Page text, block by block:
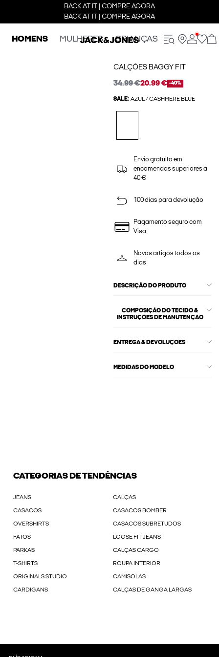
BACK AT IT | COMPRE AGORA
BACK AT IT | COMPRE AGORA
HOMENS MULHERES CRIANÇAS
CALÇÕES BAGGY FIT
34.99 €20.99 € -40%
SALE: AZUL / CASHMERE BLUE
Envio gratuito em
encomendas superiores a
40 €
100 dias para devolução
Pagamento seguro com
Visa
Novos artigos todos os
dias
DESCRIÇÃO DO PRODUTO
COMPOSIÇÃO DO TECIDO &
INSTRUÇÕES DE MANUTENÇÃO
ENTREGA & DEVOLUÇÕES
MEDIDAS DO MODELO
CATEGORIAS DE TENDÊNCIAS
JEANS CALÇAS
CASACOS CASACOS BOMBER
OVERSHIRTS CASACOS SUBRETUDOS
FATOS LOOSE FIT JEANS
PARKAS CALÇAS CARGO
T-SHIRTS ROUPA INTERIOR
ORIGINALS STUDIO CAMISOLAS
CARDIGANS CALÇAS DE GANGA LARGAS